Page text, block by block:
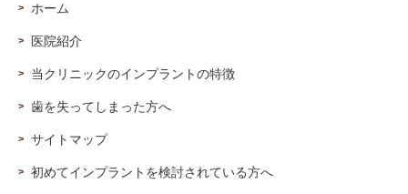
ホーム
医院紹介
当クリニックのインプラントの特徴
歯を失ってしまった方へ
サイトマップ
初めてインプラントを検討されている方へ